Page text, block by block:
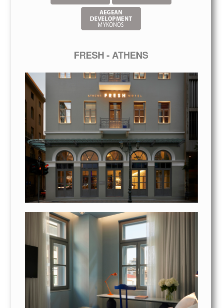
FRESH - ATHENS